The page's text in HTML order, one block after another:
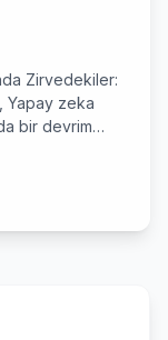
Zirvedekiler:
Yapay zeka
bir devrim
görseller